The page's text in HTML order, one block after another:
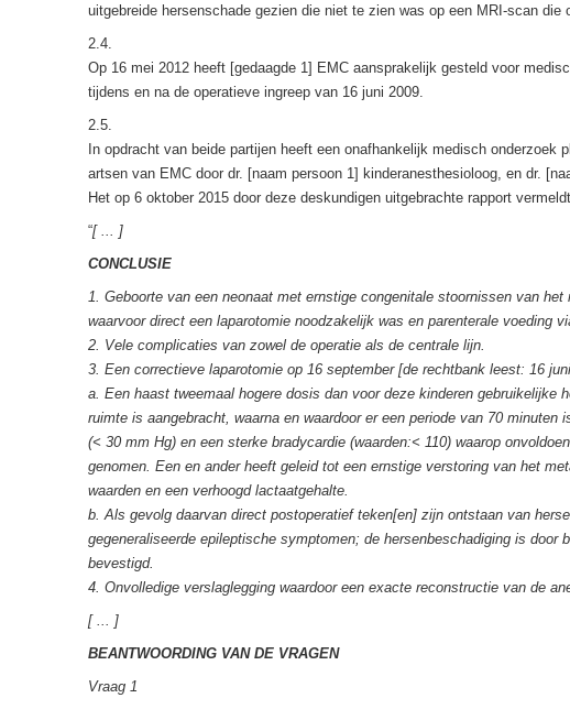
uitgebreide hersenschade gezien die niet te zien was op een MRI-scan die
2.4.
Op 16 mei 2012 heeft [gedaagde 1] EMC aansprakelijk gesteld voor
tijdens en na de operatieve ingreep van 16 juni 2009.
2.5.
In opdracht van beide partijen heeft een onafhankelijk medisch onderzoek
artsen van EMC door dr. [naam persoon 1] kinderanesthesioloog, en dr.
Het op 6 oktober 2015 door deze deskundigen uitgebrachte rapport
“[ ... ]
CONCLUSIE
1. Geboorte van een neonaat met ernstige congenitale stoornissen van
waarvoor direct een laparotomie noodzakelijk was en parenterale voeding
2. Vele complicaties van zowel de operatie als de centrale lijn.
3. Een correctieve laparotomie op 16 september [de rechtbank leest: 16
a. Een haast tweemaal hogere dosis dan voor deze kinderen gebruikelijke
ruimte is aangebracht, waarna en waardoor er een periode van 70 minuten
(< 30 mm Hg) en een sterke bradycardie (waarden:< 110) waarop
genomen. Een en ander heeft geleid tot een ernstige verstoring van het
waarden en een verhoogd lactaatgehalte.
b. Als gevolg daarvan direct postoperatief teken[en] zijn ontstaan van
gegeneraliseerde epileptische symptomen; de hersenbeschadiging is door
bevestigd.
4. Onvolledige verslaglegging waardoor een exacte reconstructie van de
[ ... ]
BEANTWOORDING VAN DE VRAGEN
Vraag 1